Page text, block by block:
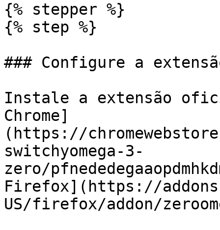
{% stepper %}
{% step %}
### Configure a
Instale a extensão
Chrome]
(https://
switchyomega-3-
zero/
Firefox](https://
US/firefox/addon/